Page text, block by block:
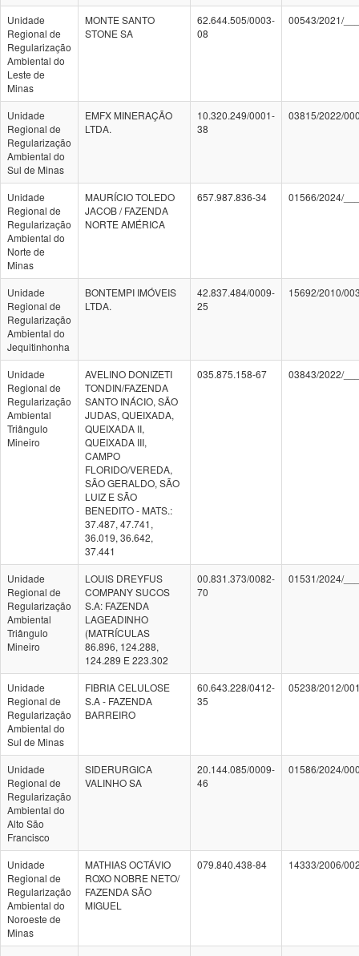
Unidade
Regional de
Regularização
Ambiental do
Leste de
Minas
MONTE SANTO
STONE SA
62.644.505/0003-
08
00543/2021/
Unidade
Regional de
Regularização
Ambiental do
Sul de Minas
EMFX MINERAÇÃO
LTDA.
10.320.249/0001-
38
03815/2022/
Unidade
Regional de
Regularização
Ambiental do
Norte de
Minas
MAURÍCIO TOLEDO
JACOB / FAZENDA
NORTE AMÉRICA
657.987.836-34 01566/2024/
Unidade
Regional de
Regularização
Ambiental do
Jequitinhonha
BONTEMPI IMÓVEIS
LTDA.
42.837.484/0009-
25
15692/2010/
Unidade
Regional de
Regularização
Ambiental
Triângulo
Mineiro
AVELINO DONIZETI
TONDIN/FAZENDA
SANTO INÁCIO, SÃO
JUDAS, QUEIXADA,
QUEIXADA II,
QUEIXADA III,
CAMPO
FLORIDO/VEREDA,
SÃO GERALDO, SÃO
LUIZ E SÃO
BENEDITO - MATS.:
37.487, 47.741,
36.019, 36.642,
37.441
035.875.158-67 03843/2022/
Unidade
Regional de
Regularização
Ambiental
Triângulo
Mineiro
LOUIS DREYFUS
COMPANY SUCOS
S.A: FAZENDA
LAGEADINHO
(MATRÍCULAS
86.896, 124.288,
124.289 E 223.302
00.831.373/0082-
70
01531/2024/
Unidade
Regional de
Regularização
Ambiental do
Sul de Minas
FIBRIA CELULOSE
S.A - FAZENDA
BARREIRO
60.643.228/0412-
35
05238/2012/
Unidade
Regional de
Regularização
Ambiental do
Alto São
Francisco
SIDERURGICA
VALINHO SA
20.144.085/0009-
46
01586/2024/
Unidade
Regional de
Regularização
Ambiental do
Noroeste de
Minas
MATHIAS OCTÁVIO
ROXO NOBRE NETO/
FAZENDA SÃO
MIGUEL
079.840.438-84 14333/2006/